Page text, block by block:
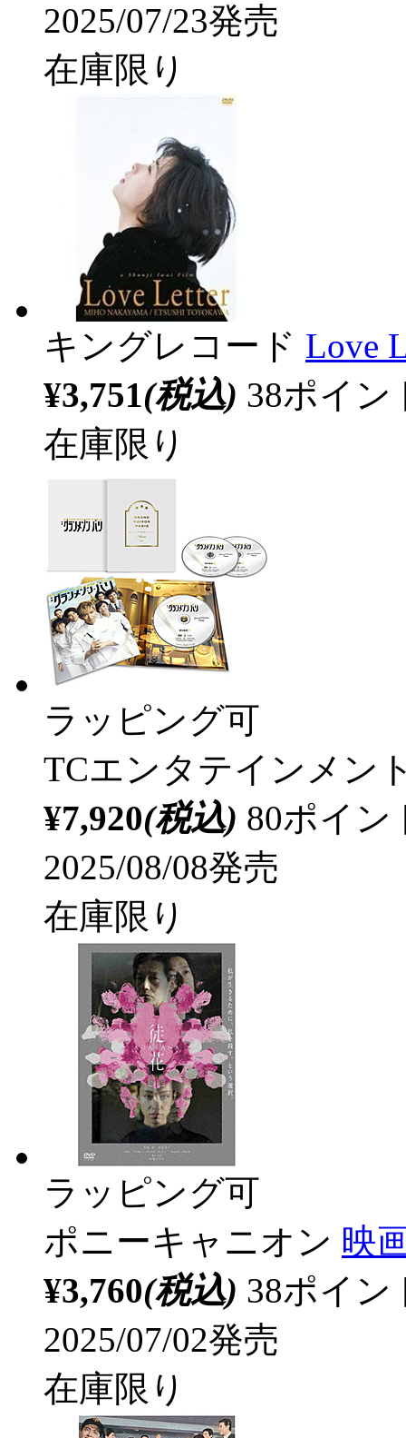
2025/07/23発売
在庫限り
キングレコード Love
¥3,751(税込) 38ポイ
在庫限り
ラッピング可
TCエンタテインメン
¥7,920(税込) 80ポイ
2025/08/08発売
在庫限り
ラッピング可
ポニーキャニオン 映
¥3,760(税込) 38ポイ
2025/07/02発売
在庫限り